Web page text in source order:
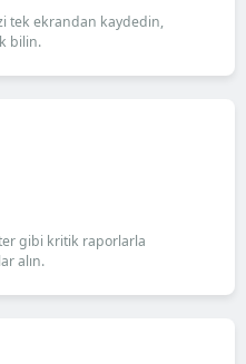
tek ekrandan kaydedin,
bilin.
gibi kritik raporlarla
alın.